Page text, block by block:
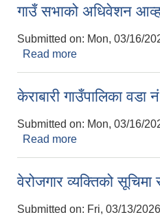
गाउँ सभाको अधिवेशन
Submitted on: Mon, 03/16/
Read more
केराबारी गाउँपालिका
Submitted on: Mon, 03/16/
Read more
वेरोजगार व्यक्तिको
Submitted on: Fri, 03/13/